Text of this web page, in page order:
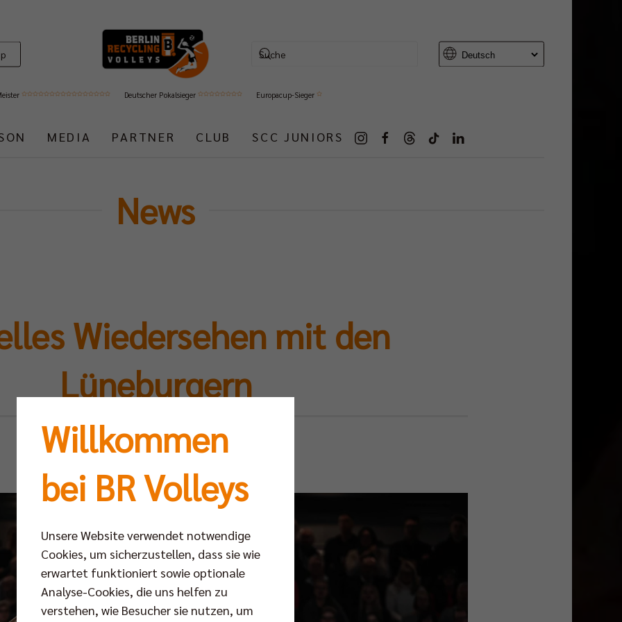
Deutscher Pokalsieger Europacup-Sieger
MEDIA PARTNER CLUB SCC JUNIORS
News
Wiedersehen mit den
Lüneburgern
Fr 07.03.2025
Willkommen
bei BR Volleys
Unsere Website verwendet notwendige
Cookies, um sicherzustellen, dass sie wie
erwartet funktioniert sowie optionale
Analyse-Cookies, die uns helfen zu
verstehen, wie Besucher sie nutzen, um